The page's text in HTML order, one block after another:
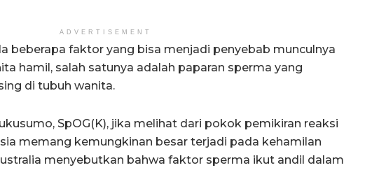
ADVERTISEMENT
beberapa faktor yang bisa menjadi penyebab munculnya
hamil, salah satunya adalah paparan sperma yang
di tubuh wanita.
SpOG(K), jika melihat dari pokok pemikiran reaksi
memang kemungkinan besar terjadi pada kehamilan
menyebutkan bahwa faktor sperma ikut andil dalam